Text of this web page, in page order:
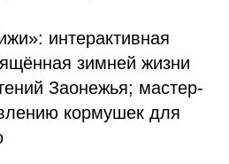
интерактивная
зимней жизни
Заонежья; мастер-
кормушек для